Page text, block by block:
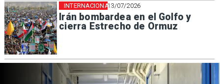
13/07/2026
Irán bombardea en el Golfo y
cierra Estrecho de Ormuz
INTERNACIONAL